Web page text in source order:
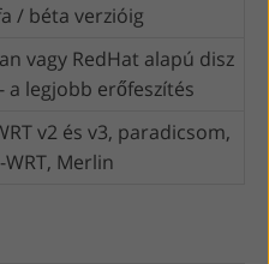
/ béta verzióig
vagy RedHat alapú disz
a legjobb erőfeszítés
v2 és v3, paradicsom,
WRT, Merlin